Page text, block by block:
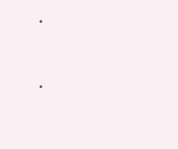
・
・